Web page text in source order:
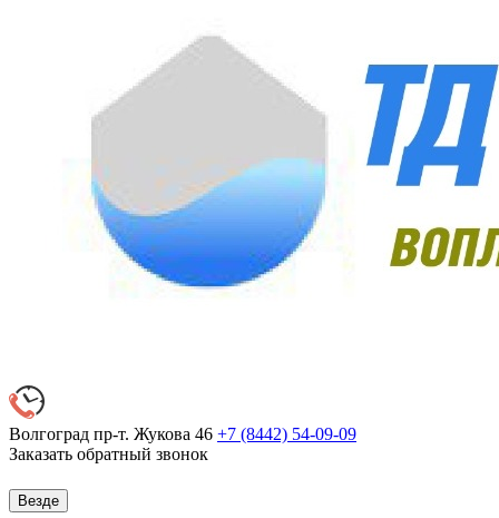
Волгоград пр-т. Жукова 46 +7 (8442) 54-09-09
Заказать обратный звонок
Везде